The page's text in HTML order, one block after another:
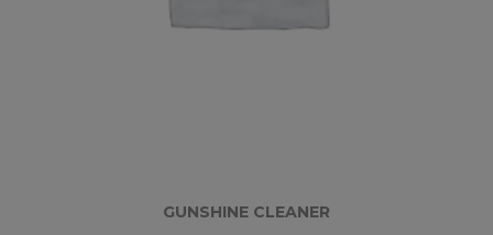
GUNSHINE CLEANER